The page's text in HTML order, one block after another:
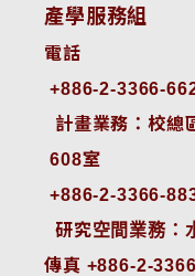
產學服務組
電話
+886-2-3366-
計畫業務：校總
608室
+886-2-3366-
研究空間業務：
傳真 +886-2-